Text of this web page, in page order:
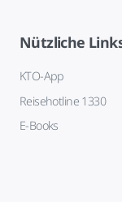
Nützliche
KTO-App
Reisehotline 1330
E-Books